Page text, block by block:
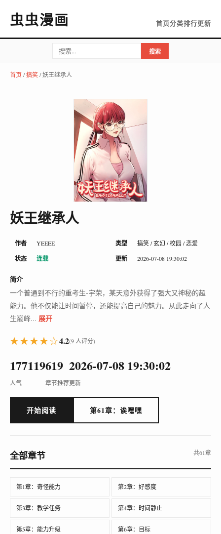
虫虫漫画 首页分类排行更新
搜索
首页/搞笑/ 妖王继承人
妖王继承人
作者 YEEEE 类型 搞笑 / 玄幻 / 校园 / 恋爱
状态 连载 更新 2026-07-08 19:30:02
简介
一个普通到不行的重考生-宇荣，某天意外获得了强大又神秘的超
能力。他不仅能让时间暂停，还能提高自己的魅力。从此走向了人
生巅峰... 展开
★★★★☆4.2(9 人评分)
177119
人气
61
章节
9
推荐
2026-07-08 19:30:02
更新
开始阅读 第61章：诶嘿嘿
全部章节 共61章
第1章：奇怪能力 第2章：好感度
第3章：教学任务 第4章：时间静止
第5章：能力升级 第6章：目标